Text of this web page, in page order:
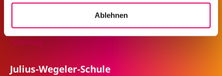
l
Ablehnen
Fehlzeitenregelung
Events & Termine
Sitemap
Julius-Wegeler-Schule